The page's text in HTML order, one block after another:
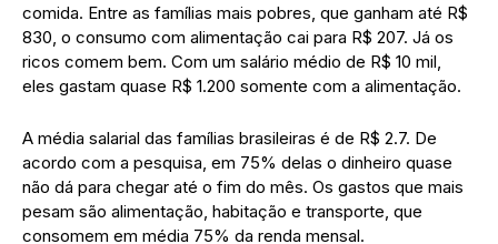
comida. Entre as famílias mais pobres, que ganham até R$
830, o consumo com alimentação cai para R$ 207. Já os
ricos comem bem. Com um salário médio de R$ 10 mil,
eles gastam quase R$ 1.200 somente com a alimentação.
A média salarial das famílias brasileiras é de R$ 2.7. De
acordo com a pesquisa, em 75% delas o dinheiro quase
não dá para chegar até o fim do mês. Os gastos que mais
pesam são alimentação, habitação e transporte, que
consomem em média 75% da renda mensal.